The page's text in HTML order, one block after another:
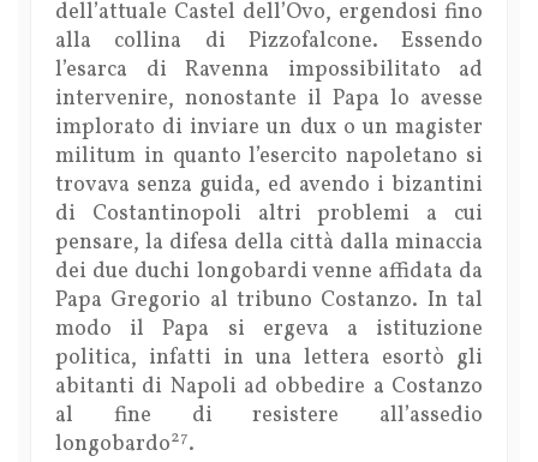
dell’attuale Castel dell’Ovo, ergendosi fino
alla collina di Pizzofalcone. Essendo
l’esarca di Ravenna impossibilitato ad
intervenire, nonostante il Papa lo avesse
implorato di inviare un dux o un magister
militum in quanto l’esercito napoletano si
trovava senza guida, ed avendo i bizantini
di Costantinopoli altri problemi a cui
pensare, la difesa della città dalla minaccia
dei due duchi longobardi venne affidata da
Papa Gregorio al tribuno Costanzo. In tal
modo il Papa si ergeva a istituzione
politica, infatti in una lettera esortò gli
abitanti di Napoli ad obbedire a Costanzo
al fine di resistere all’assedio
longobardo27.